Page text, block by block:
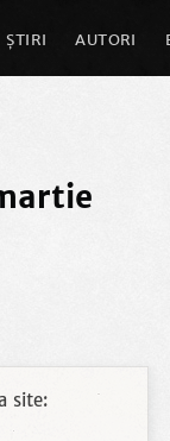
ȘTIRI AUTORI
site: